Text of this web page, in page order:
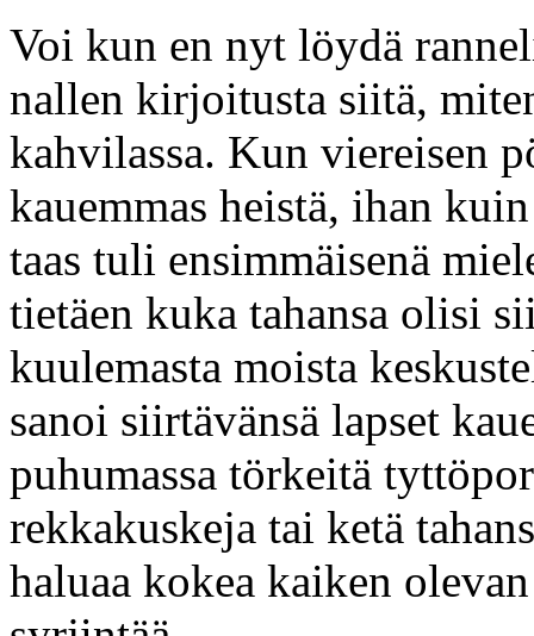
Voi kun en nyt löydä
nallen kirjoitusta siitä,
kahvilassa. Kun viereisen
kauemmas heistä, ihan
taas tuli ensimmäisenä
tietäen kuka tahansa olisi
kuulemasta moista
sanoi siirtävänsä lapset
puhumassa törkeitä
rekkakuskeja tai ketä
haluaa kokea kaiken